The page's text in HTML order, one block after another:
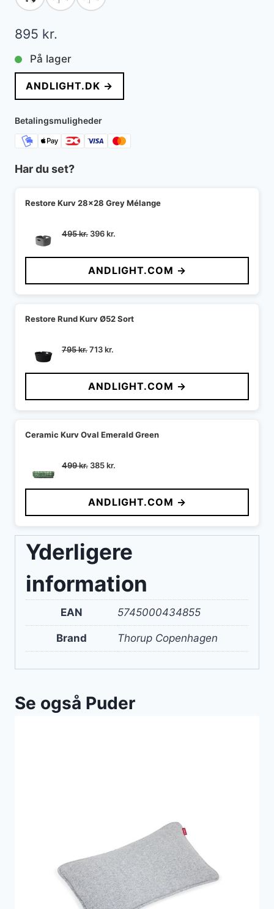
895 kr.
På lager
ANDLIGHT.DK →
Betalingsmuligheder
Har du set?
Restore Kurv 28x28 Grey Mélange
495kr. Den
pris
var:
495 kr..
396kr.
pris
er:
396 kr..
ANDLIGHT.COM →
Restore Rund Kurv Ø52 Sort
795kr.Den
pris
var:
795 kr..
713kr.
pris
er:
713 kr..
ANDLIGHT.COM →
Ceramic Kurv Oval Emerald Green
499kr. Den
pris
var:
499 kr..
385kr.
pris
er:
385 kr..
ANDLIGHT.COM →
Yderligere
information
EAN 5745000434855
Brand Thorup Copenhagen
Se også Puder